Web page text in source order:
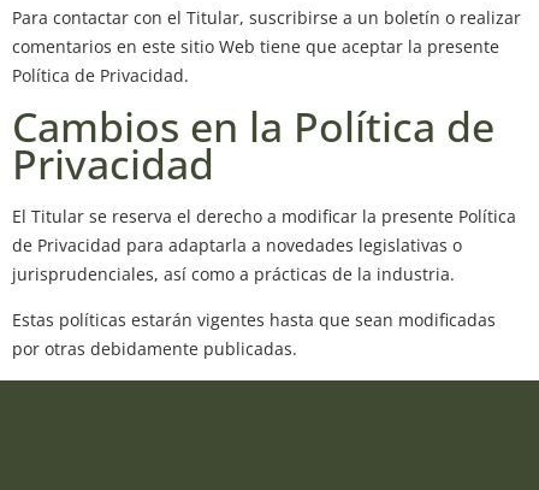
Para contactar con el Titular, suscribirse a un boletín o realizar
comentarios en este sitio Web tiene que aceptar la presente
Política de Privacidad.
Cambios en la Política de
Privacidad
El Titular se reserva el derecho a modificar la presente Política
de Privacidad para adaptarla a novedades legislativas o
jurisprudenciales, así como a prácticas de la industria.
Estas políticas estarán vigentes hasta que sean modificadas
por otras debidamente publicadas.